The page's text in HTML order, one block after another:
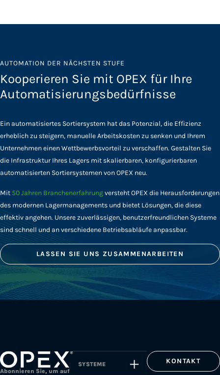
AUTOMATION DER NÄCHSTEN STUFE
Kooperieren Sie mit OPEX für Ihre
Automatisierungsbedürfnisse
Ein automatisiertes Sortiersystem hat das Potenzial, die Effizienz
erheblich zu steigern, manuelle Arbeitskosten zu senken und Ihrem
Unternehmen einen Wettbewerbsvorteil zu verschaffen. Gestalten Sie
die Infrastruktur Ihres Lagers mit skalierbaren, konfigurierbaren
automatisierten Sortiersystemen von OPEX neu.
Mit 50 Jahren Branchenerfahrungversteht OPEX die Herausforderungen
des modernen Lagermanagements und bietet Lösungen, die diese
effektiv angehen. Unsere zuverlässigen, benutzerfreundlichen Systeme
sind schnell und an verschiedene Betriebsabläufe anpassbar.
LASSEN SIE UNS ZUSAMMENARBEITEN
Abonnieren Sie, um auf
SYSTEME KONTAKT